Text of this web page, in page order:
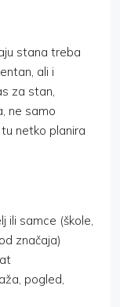
stana treba
ali i
za stan,
ne samo
netko planira
ili samce (škole,
značaja)
pogled,